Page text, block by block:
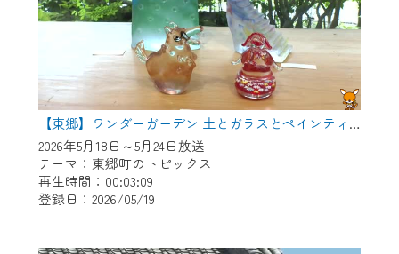
【東郷】ワンダーガーデン 土とガラスとペインティング
2026年5月18日～5月24日放送
テーマ：東郷町のトピックス
再生時間：00:03:09
登録日：2026/05/19